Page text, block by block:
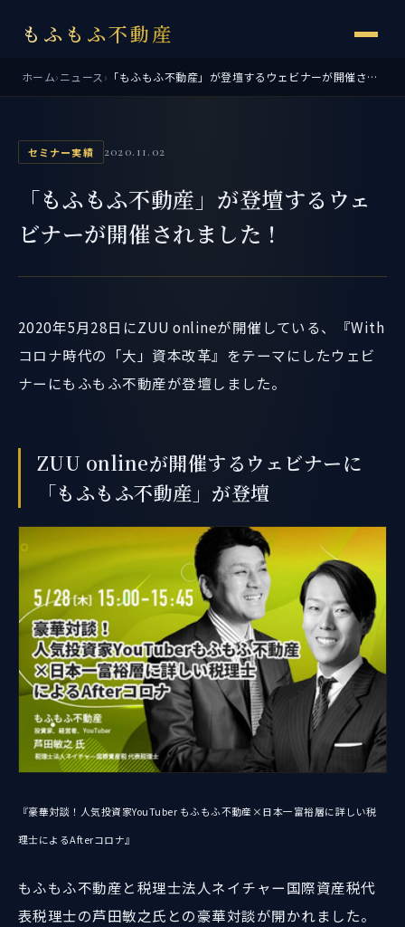
もふもふ不動産
ホーム›ニュース › 「もふもふ不動産」が登壇するウェビナーが開催されました！
セミナー実績 2020.11.02
「もふもふ不動産」が登壇するウェ
ビナーが開催されました！
2020年5月28日にZUU onlineが開催している、『With
コロナ時代の「大」資本改革』をテーマにしたウェビ
ナーにもふもふ不動産が登壇しました。
ZUU onlineが開催するウェビナーに
「もふもふ不動産」が登壇
『豪華対談！人気投資家YouTuber もふもふ不動産×日本一富裕層に詳しい税
理士によるAfterコロナ』
もふもふ不動産と税理士法人ネイチャー国際資産税代
表税理士の芦田敏之氏との豪華対談が開かれました。